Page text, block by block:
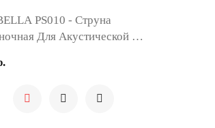
PS010 - Струна
Для Акустической И